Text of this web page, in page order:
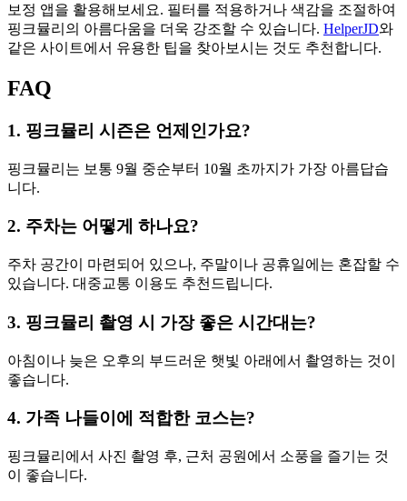
보정 앱을 활용해보세요. 필터를 적용하거나 색감을 조절하여
핑크뮬리의 아름다움을 더욱 강조할 수 있습니다. HelperJD와
같은 사이트에서 유용한 팁을 찾아보시는 것도 추천합니다.
FAQ
1. 핑크뮬리 시즌은 언제인가요?
핑크뮬리는 보통 9월 중순부터 10월 초까지가 가장 아름답습
니다.
2. 주차는 어떻게 하나요?
주차 공간이 마련되어 있으나, 주말이나 공휴일에는 혼잡할 수
있습니다. 대중교통 이용도 추천드립니다.
3. 핑크뮬리 촬영 시 가장 좋은 시간대는?
아침이나 늦은 오후의 부드러운 햇빛 아래에서 촬영하는 것이
좋습니다.
4. 가족 나들이에 적합한 코스는?
핑크뮬리에서 사진 촬영 후, 근처 공원에서 소풍을 즐기는 것
이 좋습니다.